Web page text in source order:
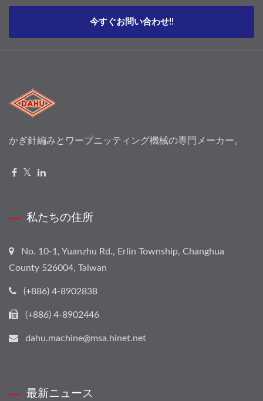
今すぐお問い合わせ!!
かぎ針編みとワープニッティング機械の専門メーカー。
私たちの住所
No. 10-1, Yuanzhu Rd., Erlin Township, Changhua
County 526004, Taiwan
(+886) 4-8902838
(+886) 4-8902446
dahu.machine@msa.hinet.net
最新ニュース